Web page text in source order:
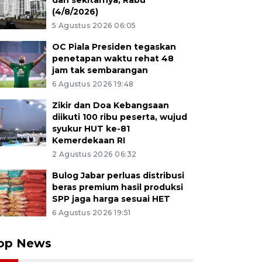
(4/8/2026)
5 Agustus 2026 06:05
OC Piala Presiden tegaskan
penetapan waktu rehat 48
jam tak sembarangan
6 Agustus 2026 19:48
Zikir dan Doa Kebangsaan
diikuti 100 ribu peserta, wujud
syukur HUT ke-81
Kemerdekaan RI
2 Agustus 2026 06:32
Bulog Jabar perluas distribusi
beras premium hasil produksi
SPP jaga harga sesuai HET
6 Agustus 2026 19:51
News